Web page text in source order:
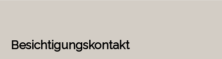
Besichtigungskontakt